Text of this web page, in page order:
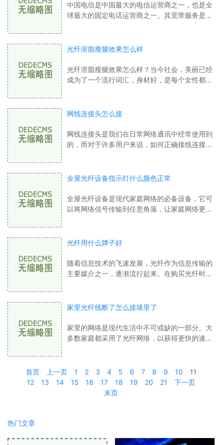
中国电信是中国最大的电信运营商之一，也是全
球最大的固定电话运营商之一。其宽带服务是其
光纤溶脂瘦腿效果怎么样
光纤溶脂瘦腿效果怎么样？当今社会，美丽已经
成为了一个流行词汇，身材好，是每个女性都向
网线连接头怎么接
网线连接头是我们在日常网络通讯中经常使用到
的，而对于许多用户来说，如何正确接线连接头
全屋光纤设备指示灯什么颜色正常
全屋光纤设备是现代家庭网络的必备设备，它可
以将网络信号传输到任意角落，让家庭网络更加
光纤用什么牌子好
随着信息技术的飞速发展，光纤作为信息传输的
主要媒介之一，逐渐流行起来。在购买光纤时，
家里光纤线断了怎么接墙里了
家里的网络是现代生活中不可或缺的一部分。大
多数家庭都采用了光纤网络，以获得更快的速度
首页
上一页 1 2 3 4 5 6 7 8 9 10
11
12
13 14 15 16 17 18 19 20 21
下一页
末页
热门文章